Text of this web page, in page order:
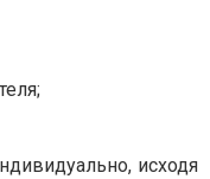
исходя